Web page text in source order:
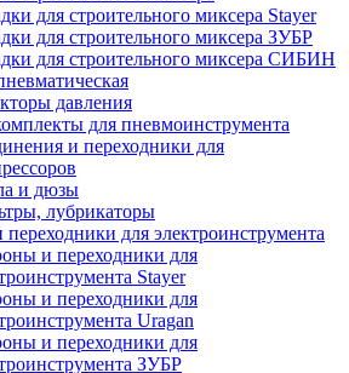
для строительного миксера Stayer
для строительного миксера ЗУБР
для строительного миксера СИБИН
давления
для пневмоинструмента
и переходники для
и дюзы
лубрикаторы
для электроинструмента
и переходники для
Stayer
и переходники для
Uragan
и переходники для
ЗУБР